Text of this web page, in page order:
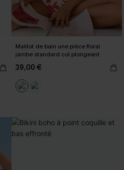
Maillot de bain une pièce floral
jambe standard col plongeant
39,00 €